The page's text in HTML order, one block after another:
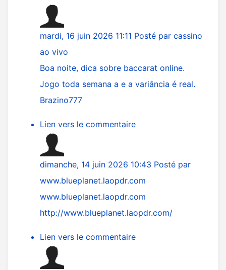
mardi, 16 juin 2026 11:11 Posté par cassino
ao vivo
Boa noite, dica sobre baccarat online.
Jogo toda semana a e a variância é real.
Brazino777
Lien vers le commentaire
dimanche, 14 juin 2026 10:43 Posté par
www.blueplanet.laopdr.com
www.blueplanet.laopdr.com
http://www.blueplanet.laopdr.com/
Lien vers le commentaire